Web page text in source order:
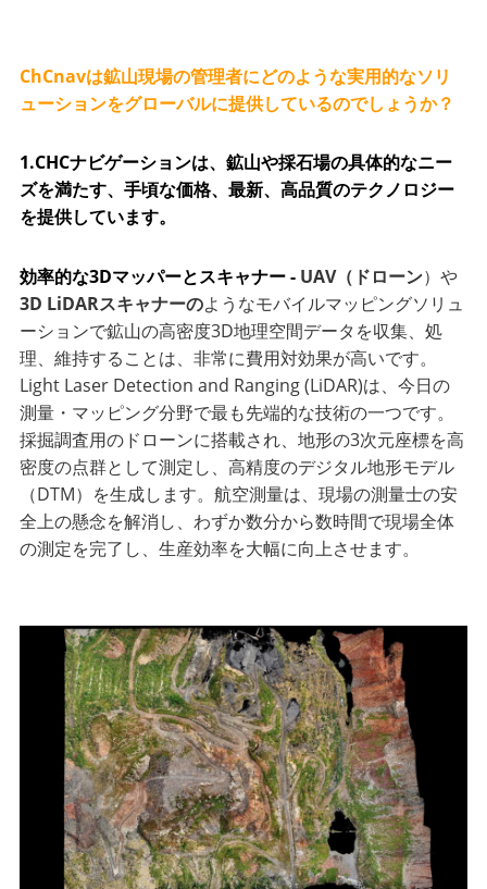
ChCnavは鉱山現場の管理者にどのような実用的なソリ
ューションをグローバルに提供しているのでしょうか？
1.CHCナビゲーションは、鉱山や採石場の具体的なニー
ズを満たす、手頃な価格、最新、高品質のテクノロジー
を提供しています。
効率的な3Dマッパーとスキャナー - UAV（ドローン）や
3D LiDARスキャナーのようなモバイルマッピングソリュ
ーションで鉱山の高密度3D地理空間データを収集、処
理、維持することは、非常に費用対効果が高いです。
Light Laser Detection and Ranging (LiDAR)は、今日の
測量・マッピング分野で最も先端的な技術の一つです。
採掘調査用のドローンに搭載され、地形の3次元座標を高
密度の点群として測定し、高精度のデジタル地形モデル
（DTM）を生成します。航空測量は、現場の測量士の安
全上の懸念を解消し、わずか数分から数時間で現場全体
の測定を完了し、生産効率を大幅に向上させます。